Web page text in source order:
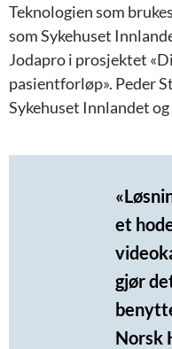
Teknologien som
som Sykehuset
Jodapro i prosjektet
pasientforløp». Peder
Sykehuset Innlandet
et
gjør
Norsk